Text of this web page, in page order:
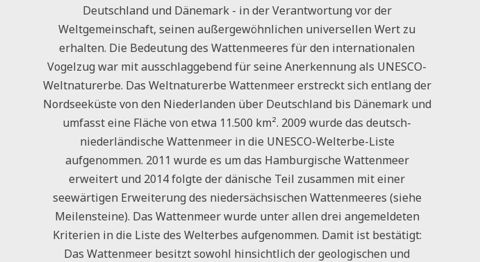
Deutschland und Dänemark - in der Verantwortung vor der
Weltgemeinschaft, seinen außergewöhnlichen universellen Wert zu
erhalten. Die Bedeutung des Wattenmeeres für den internationalen
Vogelzug war mit ausschlaggebend für seine Anerkennung als UNESCO-
Weltnaturerbe. Das Weltnaturerbe Wattenmeer erstreckt sich entlang der
Nordseeküste von den Niederlanden über Deutschland bis Dänemark und
umfasst eine Fläche von etwa 11.500 km². 2009 wurde das deutsch-
niederländische Wattenmeer in die UNESCO-Welterbe-Liste
aufgenommen. 2011 wurde es um das Hamburgische Wattenmeer
erweitert und 2014 folgte der dänische Teil zusammen mit einer
seewärtigen Erweiterung des niedersächsischen Wattenmeeres (siehe
Meilensteine). Das Wattenmeer wurde unter allen drei angemeldeten
Kriterien in die Liste des Welterbes aufgenommen. Damit ist bestätigt:
Das Wattenmeer besitzt sowohl hinsichtlich der geologischen und